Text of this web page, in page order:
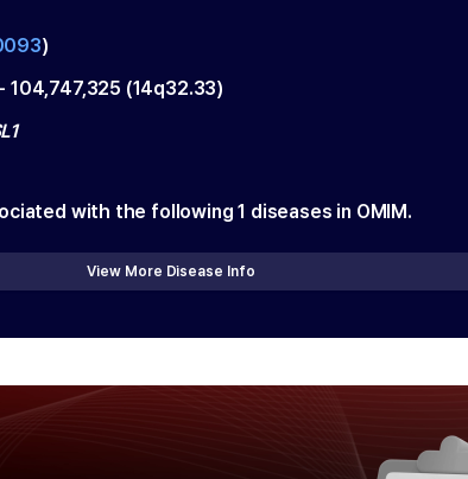
)
- 104,747,325 (14q32.33)
with the following 1 diseases in OMIM.
View More Disease Info